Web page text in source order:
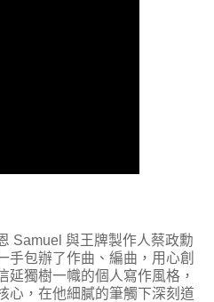
與王牌製作人蔡政勳
手包辦了作曲、編曲，用心創
延獨樹一幟的個人寫作風格，
心，在他細膩的筆觸下深刻道